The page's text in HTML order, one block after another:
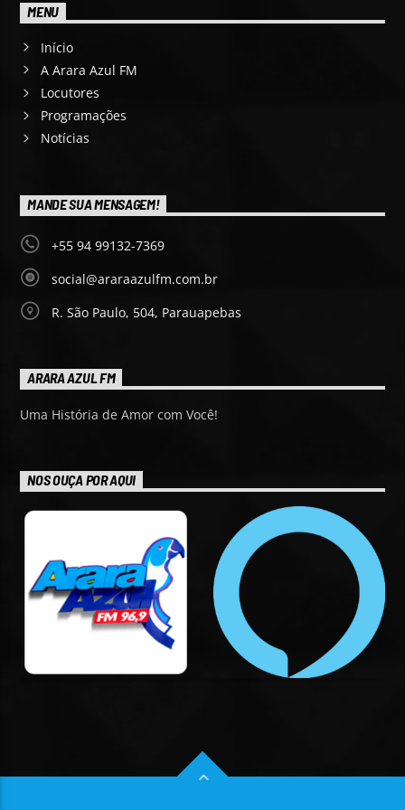
MENU
Início
A Arara Azul FM
Locutores
Programações
Notícias
MANDE SUA MENSAGEM!
+55 94 99132-7369
social@araraazulfm.com.br
R. São Paulo, 504, Parauapebas
ARARA AZUL FM
Uma História de Amor com Você!
NOS OUÇA POR AQUI